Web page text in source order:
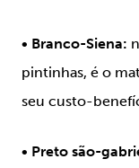
• Branco-Siena:
pintinhas, é o
seu custo-
• Preto são-